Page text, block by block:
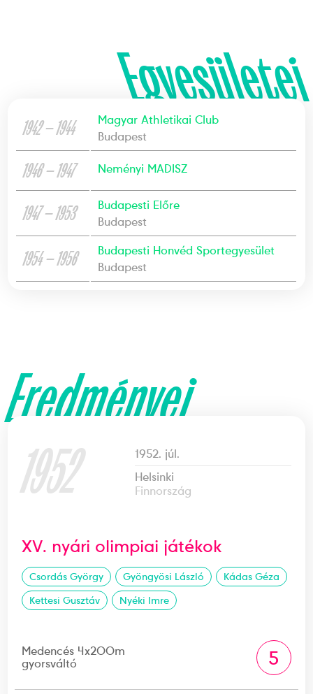
Egyesületei
1942 — 1944
Magyar Athletikai Club
Budapest
1946 — 1947 Neményi MADISZ
1947 — 1953
Budapesti Előre
Budapest
1954 — 1956
Budapesti Honvéd Sportegyesület
Budapest
Eredményei
1952
1952. júl.
Helsinki
Finnország
XV. nyári olimpiai játékok
Csordás György Gyöngyösi László
Kádas Géza
Kettesi Gusztáv
Nyéki Imre
Medencés 4x200m
gyorsváltó
5